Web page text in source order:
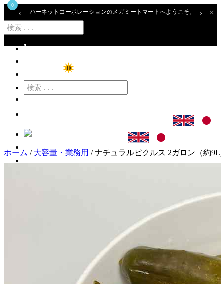
‹ ハーネットコーポレーションのメガミートマートへようこそ。 › ×
home
10
0
ログイン
アカウント登録
ホーム / 大容量・業務用 / ナチュラルピクルス 2ガロン（約